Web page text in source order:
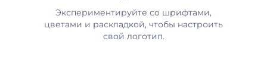
Экспериментируйте со шрифтами,
цветами и раскладкой, чтобы настроить
свой логотип.